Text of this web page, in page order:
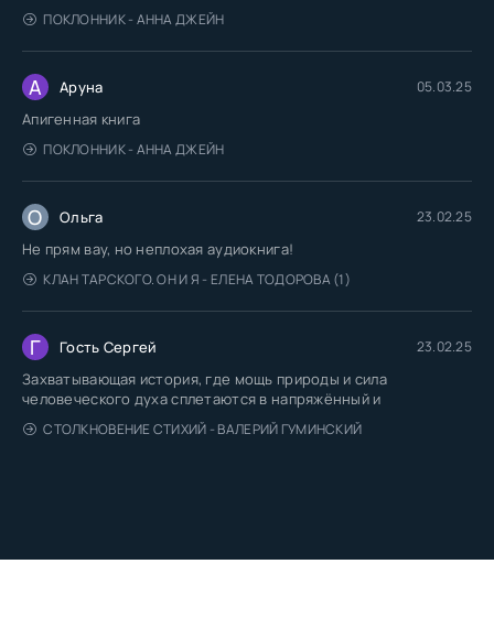
ПОКЛОННИК - АННА ДЖЕЙН
А Аруна 05.03.25
Апигенная книга
ПОКЛОННИК - АННА ДЖЕЙН
О Ольга 23.02.25
Не прям вау, но неплохая аудиокнига!
КЛАН ТАРСКОГО. ОН И Я - ЕЛЕНА ТОДОРОВА (1)
Г Гость Сергей 23.02.25
Захватывающая история, где мощь природы и сила
человеческого духа сплетаются в напряжённый и
СТОЛКНОВЕНИЕ СТИХИЙ - ВАЛЕРИЙ ГУМИНСКИЙ